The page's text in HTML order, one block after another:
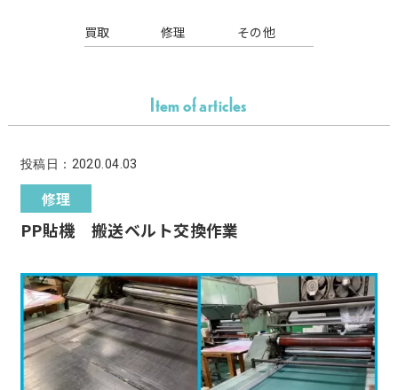
買取 修理 その他
Item of articles
投稿日：2020.04.03
修理
PP貼機 搬送ベルト交換作業